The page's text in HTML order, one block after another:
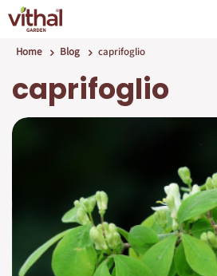
Home Blog caprifoglio
caprifoglio